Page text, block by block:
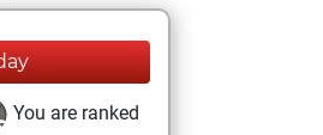
You are ranked